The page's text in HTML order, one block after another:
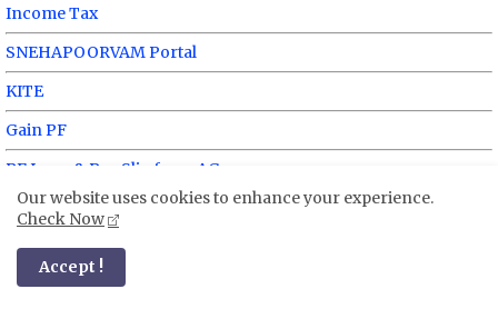
Income Tax
SNEHAPOORVAM Portal
KITE
Gain PF
PF Loan & Pay Slip from AG
GPF Credit Card
Departmental Test - KPSC
General Education Department
Our website uses cookies to enhance your experience.
Check Now
Accept !